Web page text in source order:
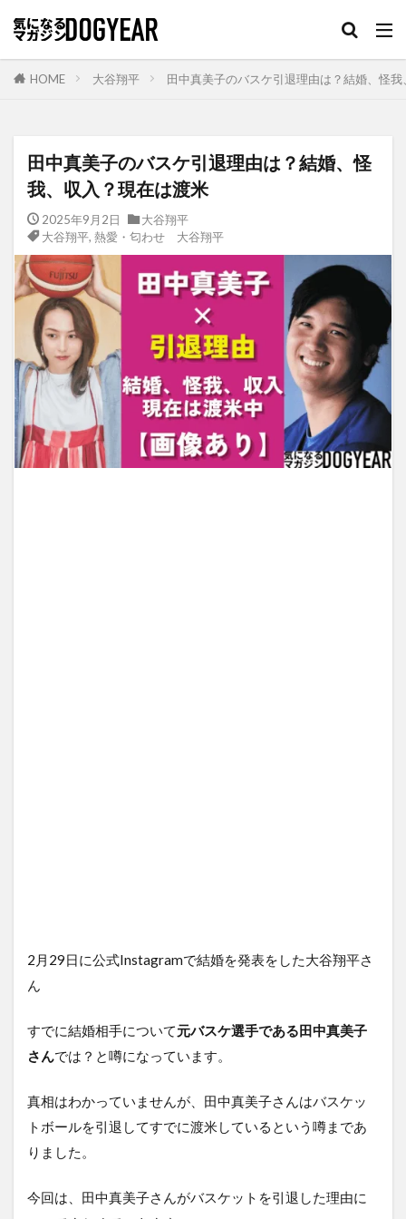
HOME 大谷翔平 田中真美子のバスケ引退理由は？結婚、怪
田中真美子のバスケ引退理由は？結婚、怪
我、収入？現在は渡米
2025年9月2日
大谷翔平
大谷翔平, 熱愛・匂わせ 大谷翔平
2月29日に公式Instagramで結婚を発表をした大谷翔平さ
ん
すでに結婚相手について元バスケ選手である田中真美子
さんでは？と噂になっています。
真相はわかっていませんが、田中真美子さんはバスケッ
トボールを引退してすでに渡米しているという噂まであ
りました。
今回は、田中真美子さんがバスケットを引退した理由に